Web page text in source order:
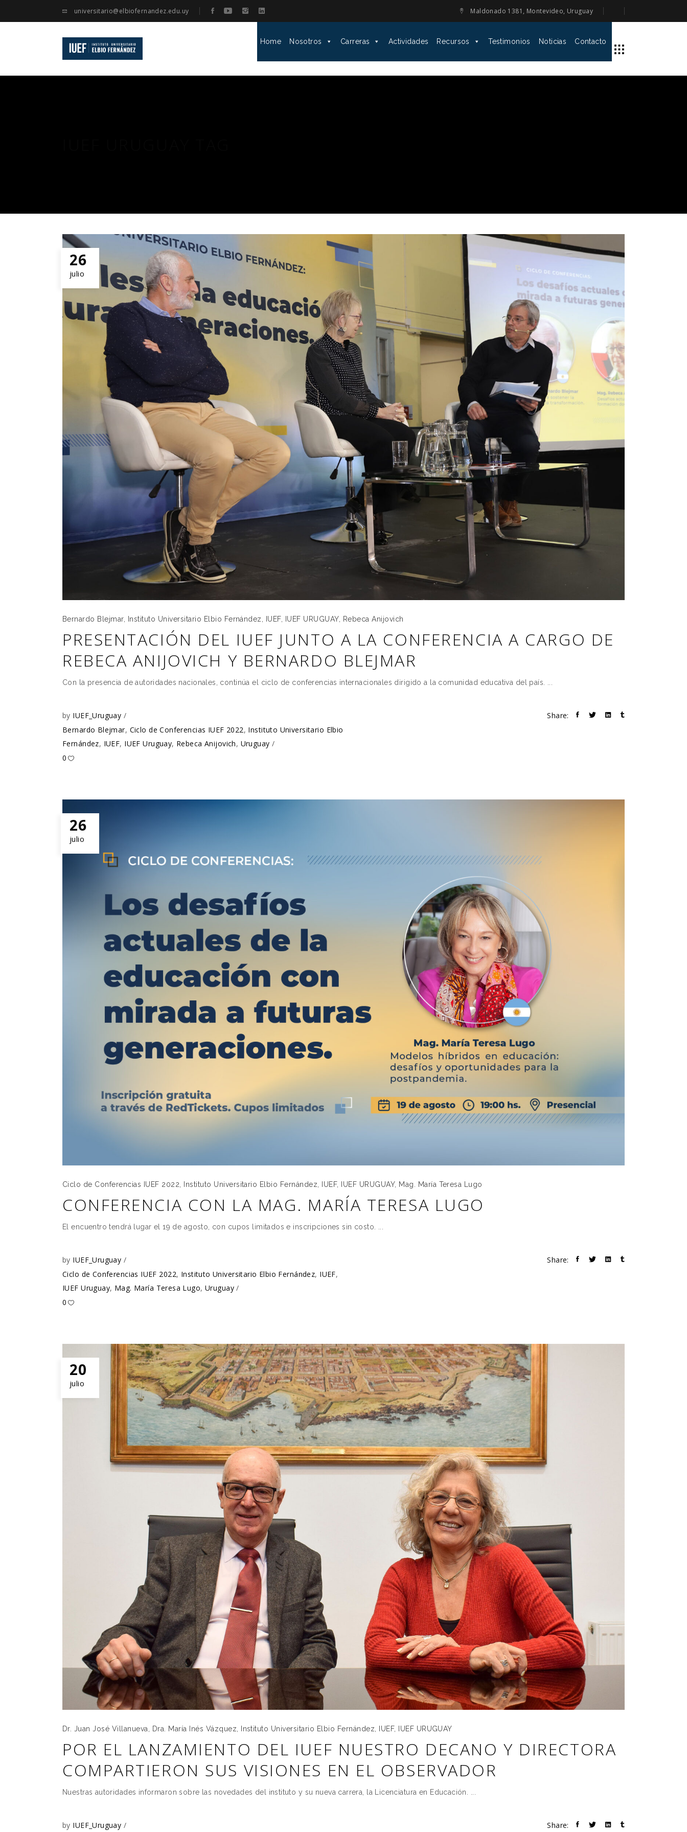
universitario@elbiofernandez.edu.uy Maldonado 1381, Montevideo, Uruguay
Home Nosotros Carreras Actividades Recursos Testimonios Noticias Contacto
26
julio
Bernardo Blejmar, Instituto Universitario Elbio Fernández IUEF, IUEF URUGUAY, Rebeca Anijovich
PRESENTACIÓN DEL IUEF JUNTO A LA CONFERENCIA A CARGO DE
REBECA ANIJOVICH Y BERNARDO BLEJMAR
Con la presencia de autoridades nacionales, continúa el ciclo de conferencias internacionales dirigido a la comunidad educativa del país.
by IUEF_Uruguay
Bernardo Blejmar, Ciclo de Conferencias IUEF 2022, Instituto Universitario Elbio
Fernández, IUEF, IUEF Uruguay, Rebeca Anijovich, Uruguay
0
Share:
26
julio
Ciclo de Conferencias IUEF 2022, Instituto Universitario Elbio Fernández, IUEF, IUEF URUGUAY, Mag. María Teresa Lugo
CONFERENCIA CON LA MAG. MARÍA TERESA LUGO
El encuentro tendrá lugar el 19 de agosto, con cupos limitados e inscripciones sin costo.
by IUEF_Uruguay
Ciclo de Conferencias IUEF 2022, Instituto Universitario Elbio Fernández, IUEF,
IUEF Uruguay, Mag. María Teresa Lugo, Uruguay
0
Share:
20
julio
Dr. Juan José Villanueva, Dra. María Inés Vázquez, Instituto Universitario Elbio Fernández, IUEF, IUEF URUGUAY
POR EL LANZAMIENTO DEL IUEF NUESTRO DECANO Y DIRECTORA
COMPARTIERON SUS VISIONES EN EL OBSERVADOR
Nuestras autoridades informaron sobre las novedades del instituto y su nueva carrera, la Licenciatura en Educación.
by IUEF_Uruguay Share: